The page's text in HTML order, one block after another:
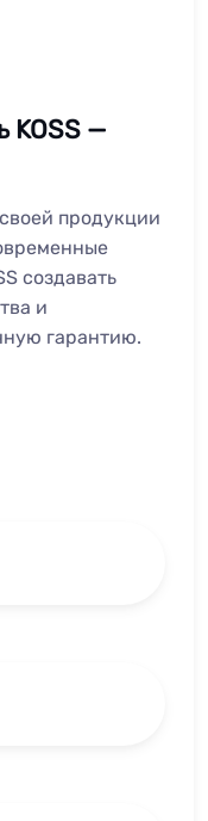
KOSS —
продукции
создавать
и
гарантию.